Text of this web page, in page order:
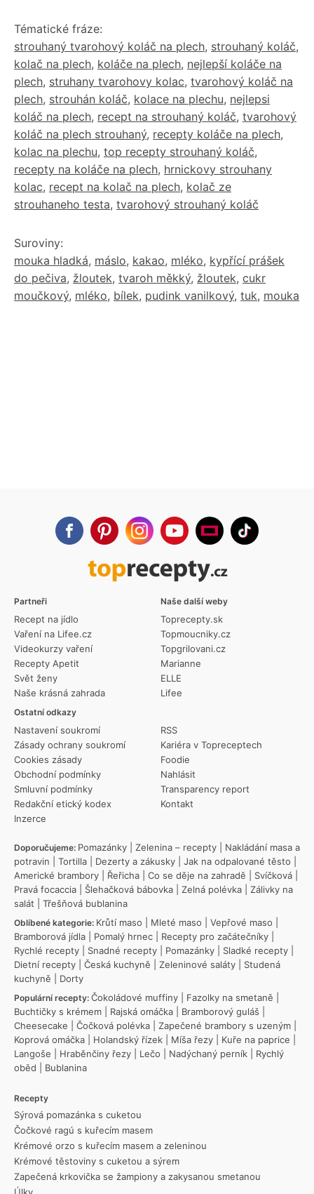
Tématické fráze:
strouhaný tvarohový koláč na plech, strouhaný koláč,
kolač na plech, koláče na plech, nejlepší koláče na
plech, struhany tvarohovy kolac, tvarohový koláč na
plech, strouhán koláč, kolace na plechu, nejlepsi
koláč na plech, recept na strouhaný koláč, tvarohový
koláč na plech strouhaný, recepty koláče na plech,
kolac na plechu, top recepty strouhaný koláč,
recepty na koláče na plech, hrnickovy strouhany
kolac, recept na kolač na plech, kolač ze
strouhaneho testa, tvarohový strouhaný koláč
Suroviny:
mouka hladká, máslo, kakao, mléko, kypřící prášek
do pečiva, žloutek, tvaroh měkký, žloutek, cukr
moučkový, mléko, bílek, pudink vanilkový, tuk, mouka
Partneři
Recept na jídlo
Vaření na Lifee.cz
Videokurzy vaření
Recepty Apetit
Svět ženy
Naše krásná zahrada
Ostatní odkazy
Nastavení soukromí
Zásady ochrany soukromí
Cookies zásady
Obchodní podmínky
Smluvní podmínky
Redakční etický kodex
Inzerce
RSS
Kariéra v Topreceptech
Foodie
Nahlásit
Transparency report
Kontakt
Naše další weby
Toprecepty.sk
Topmoucniky.cz
Topgrilovani.cz
Marianne
ELLE
Lifee
Doporučujeme: Pomazánky Zelenina – recepty
Nakládání masa a
potravin
Tortilla Dezerty a zákusky Jak na odpalované těsto
Americké brambory
Řeřicha Co se děje na zahradě Svíčková
Pravá focaccia
Šlehačková bábovka Zelná polévka
Zálivky na
salát
Třešňová bublanina
Oblíbené kategorie: Krůtí maso Mleté maso Vepřové maso
Bramborová jídla
Pomalý hrnec Recepty pro začátečníky
Rychlé recepty
Snadné recepty Pomazánky Sladké recepty
Dietní recepty
Česká kuchyně Zeleninové saláty
Studená
kuchyně
Dorty
Populární recepty: Čokoládové muffiny Fazolky na smetaně
Buchtičky s krémem
Rajská omáčka Bramborový guláš
Cheesecake
Čočková polévka Zapečené brambory s uzeným
Koprová omáčka
Holandský řízek Míša řezy Kuře na paprice
Langoše
Hraběnčiny řezy Lečo Nadýchaný perník
Rychlý
oběd
Bublanina
Recepty
Sýrová pomazánka s cuketou
Čočkové ragú s kuřecím masem
Krémové orzo s kuřecím masem a zeleninou
Krémové těstoviny s cuketou a sýrem
Zapečená krkovička se žampiony a zakysanou smetanou